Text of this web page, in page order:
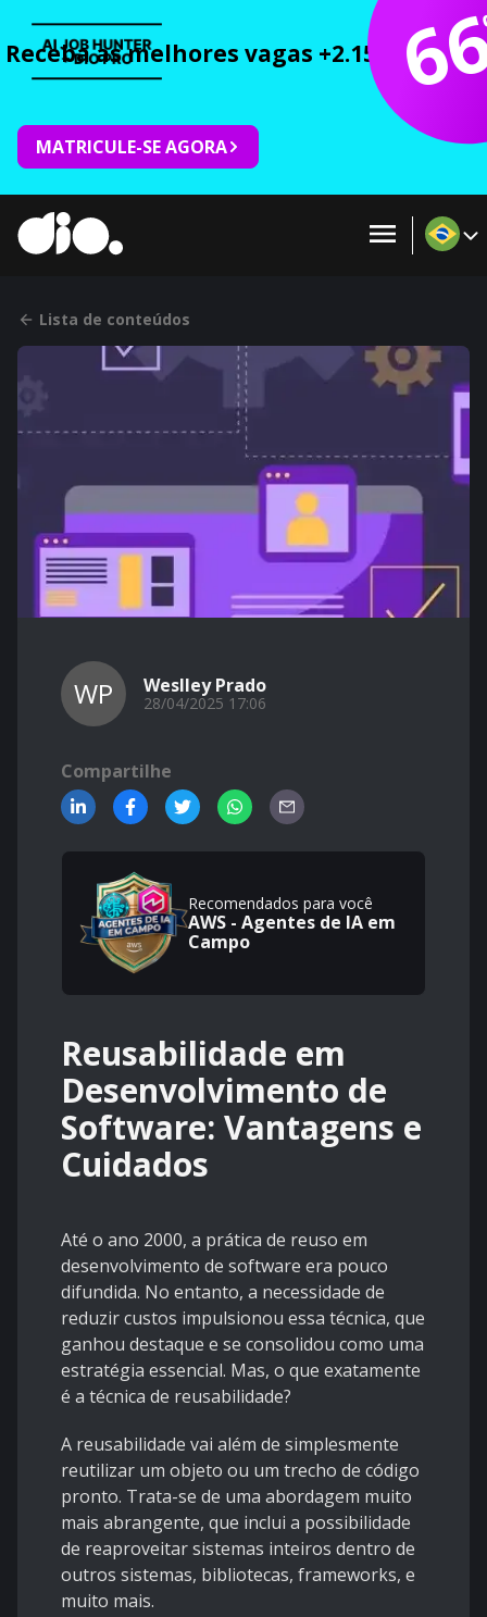
Receba as melhores vagas +2.150 cursos
MATRICULE-SE AGORA
Lista de conteúdos
WP Weslley Prado
28/04/2025 17:06
Compartilhe
Recomendados para você
AWS - Agentes de IA em
Campo
Reusabilidade em
Desenvolvimento de
Software: Vantagens e
Cuidados
Até o ano 2000, a prática de reuso em
desenvolvimento de software era pouco
difundida. No entanto, a necessidade de
reduzir custos impulsionou essa técnica, que
ganhou destaque e se consolidou como uma
estratégia essencial. Mas, o que exatamente
é a técnica de reusabilidade?
A reusabilidade vai além de simplesmente
reutilizar um objeto ou um trecho de código
pronto. Trata-se de uma abordagem muito
mais abrangente, que inclui a possibilidade
de reaproveitar sistemas inteiros dentro de
outros sistemas, bibliotecas, frameworks, e
muito mais.